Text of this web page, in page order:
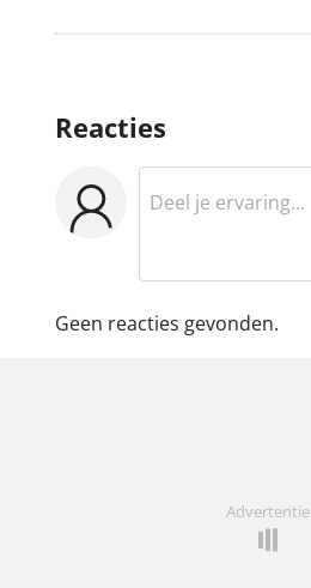
Reacties
Geen reacties gevonden.
Advertentie